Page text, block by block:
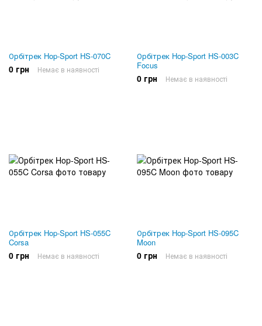
Орбітрек Hop-Sport HS-070C
0 грн Немає в наявності
Орбітрек Hop-Sport HS-003C
Focus
0 грн Немає в наявності
Орбітрек Hop-Sport HS-055C
Corsa
0 грн Немає в наявності
Орбітрек Hop-Sport HS-095C
Moon
0 грн Немає в наявності